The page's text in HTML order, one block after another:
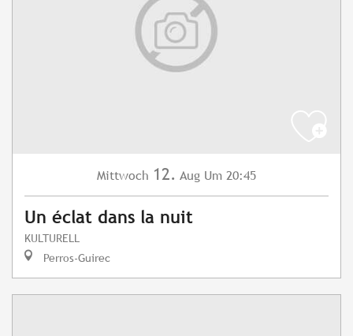
Mittwoch 12. Aug Um 20:45
Un éclat dans la nuit
KULTURELL
Perros-Guirec